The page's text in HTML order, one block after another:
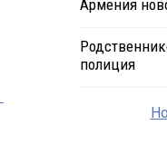
Армения
полиция